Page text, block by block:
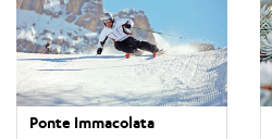
Ponte Immacolata